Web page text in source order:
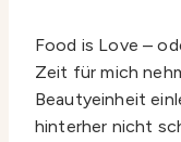
Food is Love –
Zeit für mich
Beautyeinheit
hinterher nicht